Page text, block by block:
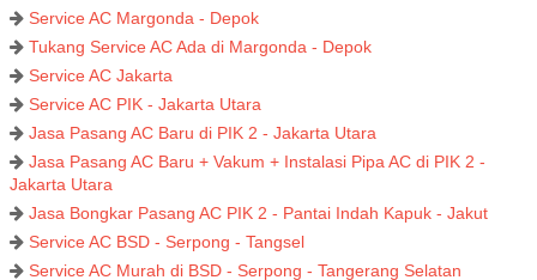
Service AC Margonda - Depok
Tukang Service AC Ada di Margonda - Depok
Service AC Jakarta
Service AC PIK - Jakarta Utara
Jasa Pasang AC Baru di PIK 2 - Jakarta Utara
Jasa Pasang AC Baru + Vakum + Instalasi Pipa AC di PIK 2 -
Jakarta Utara
Jasa Bongkar Pasang AC PIK 2 - Pantai Indah Kapuk - Jakut
Service AC BSD - Serpong - Tangsel
Service AC Murah di BSD - Serpong - Tangerang Selatan